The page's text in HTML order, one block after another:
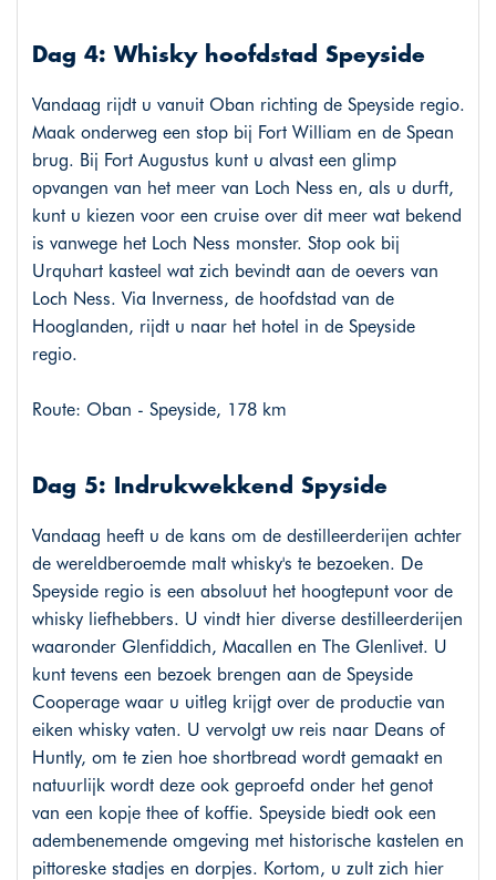
Dag 4: Whisky hoofdstad Speyside
Vandaag rijdt u vanuit Oban richting de Speyside regio.
Maak onderweg een stop bij Fort William en de Spean
brug. Bij Fort Augustus kunt u alvast een glimp
opvangen van het meer van Loch Ness en, als u durft,
kunt u kiezen voor een cruise over dit meer wat bekend
is vanwege het Loch Ness monster. Stop ook bij
Urquhart kasteel wat zich bevindt aan de oevers van
Loch Ness. Via Inverness, de hoofdstad van de
Hooglanden, rijdt u naar het hotel in de Speyside
regio.
Route: Oban - Speyside, 178 km
Dag 5: Indrukwekkend Spyside
Vandaag heeft u de kans om de destilleerderijen achter
de wereldberoemde malt whisky's te bezoeken. De
Speyside regio is een absoluut het hoogtepunt voor de
whisky liefhebbers. U vindt hier diverse destilleerderijen
waaronder Glenfiddich, Macallen en The Glenlivet. U
kunt tevens een bezoek brengen aan de Speyside
Cooperage waar u uitleg krijgt over de productie van
eiken whisky vaten. U vervolgt uw reis naar Deans of
Huntly, om te zien hoe shortbread wordt gemaakt en
natuurlijk wordt deze ook geproefd onder het genot
van een kopje thee of koffie. Speyside biedt ook een
adembenemende omgeving met historische kastelen en
pittoreske stadjes en dorpjes. Kortom, u zult zich hier